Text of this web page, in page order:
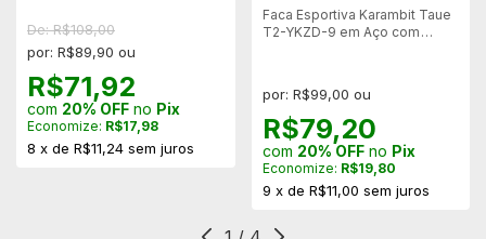
De: R$108,00
por: R$89,90 ou
R$71,92
com 20% OFF no Pix
Economize: R$17,98
8 x de R$11,24 sem juros
Faca Esportiva Karambit Taue
T2-YKZD-9 em Aço com
por: R$99,00 ou
R$79,20
com 20% OFFno Pix
Economize: R$19,80
9 x de R$11,00 sem juros